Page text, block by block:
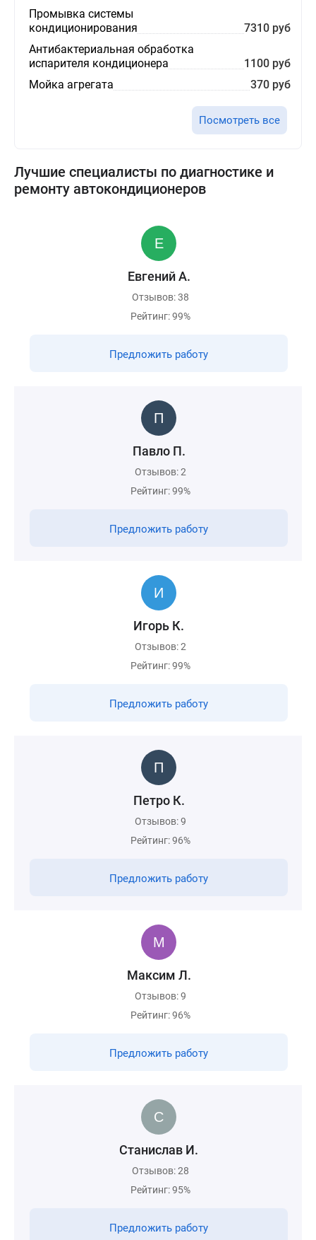
Промывка системы
кондиционирования
7310 руб
Антибактериальная обработка
испарителя кондиционера
1100 руб
Мойка агрегата
370 руб
Посмотреть все
Лучшие специалисты по диагностике и
ремонту автокондиционеров
Евгений А.
Отзывов: 38
Рейтинг: 99%
Предложить работу
Павло П.
Отзывов: 2
Рейтинг: 99%
Предложить работу
Игорь К.
Отзывов: 2
Рейтинг: 99%
Предложить работу
Петро К.
Отзывов: 9
Рейтинг: 96%
Предложить работу
Максим Л.
Отзывов: 9
Рейтинг: 96%
Предложить работу
Станислав И.
Отзывов: 28
Рейтинг: 95%
Предложить работу